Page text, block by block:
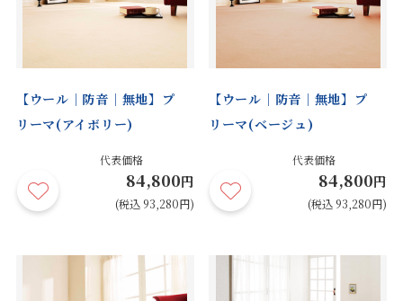
【ウール｜防音｜無地】プ
リーマ(アイボリー)
代表価格
84,800円
(税込 93,280円)
【ウール｜防音｜無地】プ
リーマ(ベージュ)
代表価格
84,800円
(税込 93,280円)